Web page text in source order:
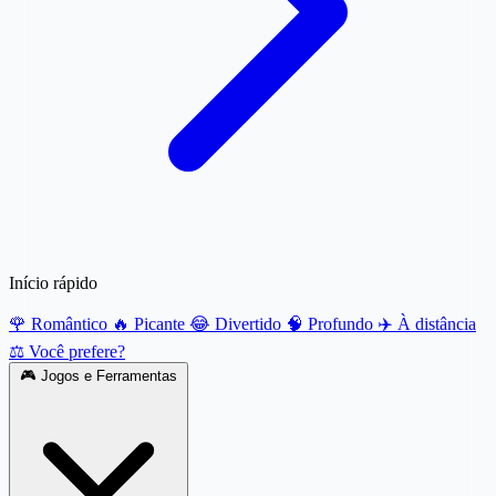
Início rápido
🌹 Romântico 🔥 Picante 😂 Divertido 🧠 Profundo ✈️ À distância
⚖️ Você prefere?
🎮 Jogos e Ferramentas